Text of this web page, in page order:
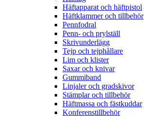
Häftapparat och häftpistol
Häftklammer och tillbehör
Pennfodral
Penn- och prylställ
Skrivunderlägg
Tejp och tejphållare
Lim och klister
Saxar och knivar
Gummiband
Linjaler och gradskivor
Stämplar och tillbehör
Häftmassa och fästkuddar
Konferenstillbehör